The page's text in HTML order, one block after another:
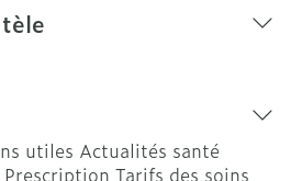
utiles Actualités santé
Prescription Tarifs des soins